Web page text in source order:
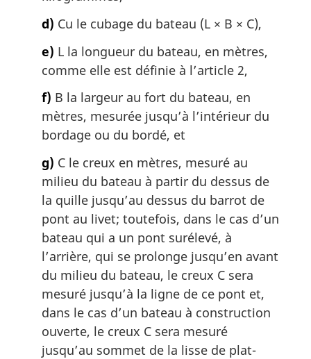
d) Cu le cubage du bateau (L × B × C),
e) L la longueur du bateau, en mètres,
comme elle est définie à l’article 2,
f) B la largeur au fort du bateau, en
mètres, mesurée jusqu’à l’intérieur du
bordage ou du bordé, et
g) C le creux en mètres, mesuré au
milieu du bateau à partir du dessus de
la quille jusqu’au dessus du barrot de
pont au livet; toutefois, dans le cas d’un
bateau qui a un pont surélevé, à
l’arrière, qui se prolonge jusqu’en avant
du milieu du bateau, le creux C sera
mesuré jusqu’à la ligne de ce pont et,
dans le cas d’un bateau à construction
ouverte, le creux C sera mesuré
jusqu’au sommet de la lisse de plat-